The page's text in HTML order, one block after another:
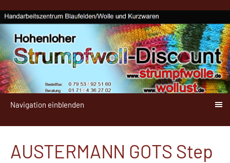
Navigation einblenden
AUSTERMANN GOTS Step